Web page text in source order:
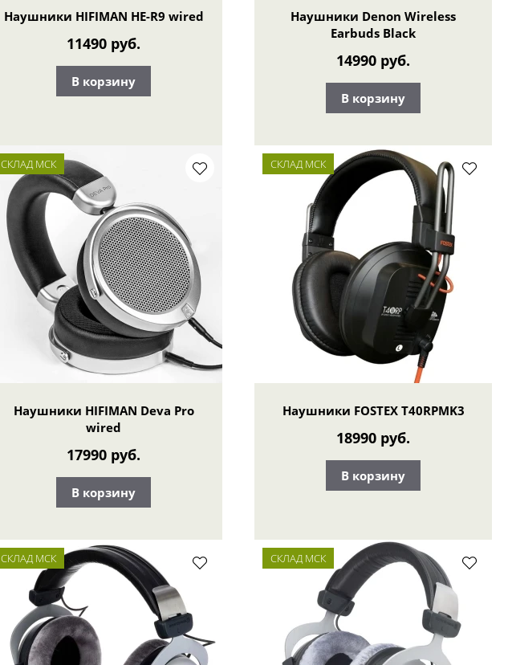
Наушники HIFIMAN HE-R9 wired
11490 руб.
В корзину
Наушники Denon Wireless
Earbuds Black
14990 руб.
В корзину
СКЛАД МСК
Наушники HIFIMAN Deva Pro
wired
17990 руб.
В корзину
СКЛАД МСК
Наушники FOSTEX T40RPMK3
18990 руб.
В корзину
СКЛАД МСК СКЛАД МСК